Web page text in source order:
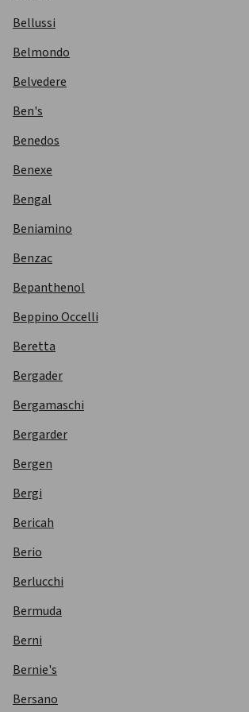
Bellussi
Belmondo
Belvedere
Ben's
Benedos
Benexe
Bengal
Beniamino
Benzac
Bepanthenol
Beppino Occelli
Beretta
Bergader
Bergamaschi
Bergarder
Bergen
Bergi
Bericah
Berio
Berlucchi
Bermuda
Berni
Bernie's
Bersano